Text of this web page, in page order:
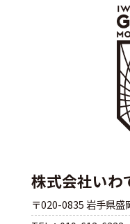
株式会社いわ
〒020-0835 岩手県